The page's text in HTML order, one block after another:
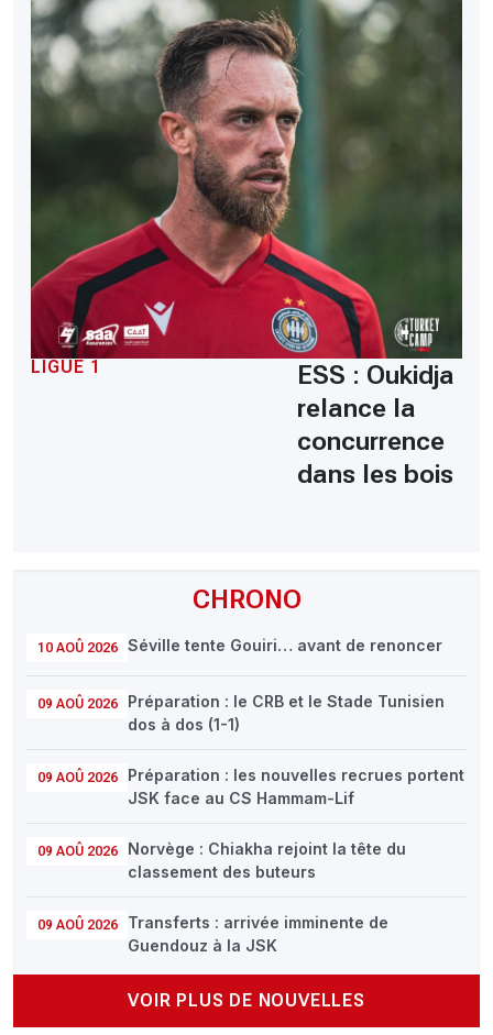
CHRONO
10 AOÛ 2026 Séville tente Gouiri… avant de renoncer
09 AOÛ 2026
Préparation : le CRB et le Stade Tunisien
dos à dos (1-1)
09 AOÛ 2026
Préparation : les nouvelles recrues portent
JSK face au CS Hammam-Lif
09 AOÛ 2026
Norvège : Chiakha rejoint la tête du
classement des buteurs
09 AOÛ 2026
Transferts : arrivée imminente de
Guendouz à la JSK
VOIR PLUS DE NOUVELLES
LIGUE 1
ESS : Oukidja
relance la
concurrence
dans les bois